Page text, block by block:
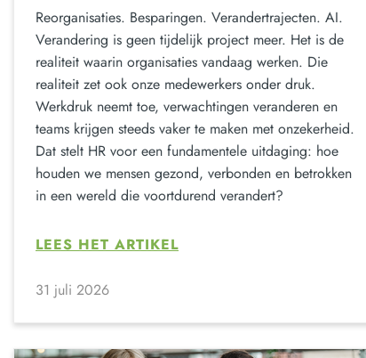
Reorganisaties. Besparingen. Verandertrajecten. AI.
Verandering is geen tijdelijk project meer. Het is de
realiteit waarin organisaties vandaag werken. Die
realiteit zet ook onze medewerkers onder druk.
Werkdruk neemt toe, verwachtingen veranderen en
teams krijgen steeds vaker te maken met onzekerheid.
Dat stelt HR voor een fundamentele uitdaging: hoe
houden we mensen gezond, verbonden en betrokken
in een wereld die voortdurend verandert?
LEES HET ARTIKEL
31 juli 2026